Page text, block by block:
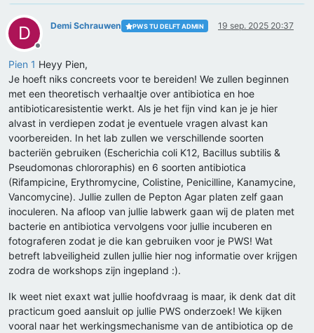
D
Offline
Demi Schrauwen PWS TU DELFT ADMIN 19 sep. 2025 20:37
Pien 1 Heyy Pien,
Je hoeft niks concreets voor te bereiden! We zullen beginnen
met een theoretisch verhaaltje over antibiotica en hoe
antibioticaresistentie werkt. Als je het fijn vind kan je je hier
alvast in verdiepen zodat je eventuele vragen alvast kan
voorbereiden. In het lab zullen we verschillende soorten
bacteriën gebruiken (Escherichia coli K12, Bacillus subtilis &
Pseudomonas chlororaphis) en 6 soorten antibiotica
(Rifampicine, Erythromycine, Colistine, Penicilline, Kanamycine,
Vancomycine). Jullie zullen de Pepton Agar platen zelf gaan
inoculeren. Na afloop van jullie labwerk gaan wij de platen met
bacterie en antibiotica vervolgens voor jullie incuberen en
fotograferen zodat je die kan gebruiken voor je PWS! Wat
betreft labveiligheid zullen jullie hier nog informatie over krijgen
zodra de workshops zijn ingepland :).
Ik weet niet exaxt wat jullie hoofdvraag is maar, ik denk dat dit
practicum goed aansluit op jullie PWS onderzoek! We kijken
vooral naar het werkingsmechanisme van de antibiotica op de